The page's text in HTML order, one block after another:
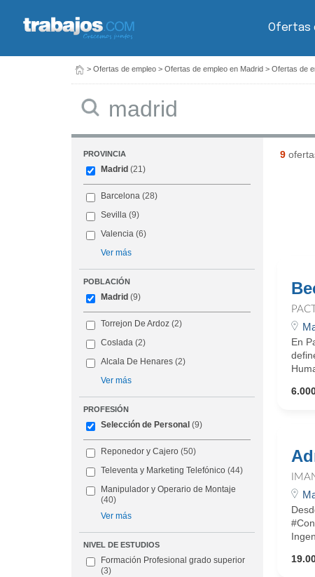
Ofertas
> Ofertas de empleo > Ofertas de empleo en Madrid > Ofertas de
PROVINCIA
Madrid (21)
Barcelona (28)
Sevilla (9)
Valencia (6)
Ver más
POBLACIÓN
Madrid (9)
Torrejon De Ardoz (2)
Coslada (2)
Alcala De Henares (2)
Ver más
PROFESIÓN
Selección de Personal (9)
Reponedor y Cajero (50)
Televenta y Marketing Telefónico (44)
Manipulador y Operario de Montaje
(40)
Ver más
NIVEL DE ESTUDIOS
Formación Profesional grado superior
(3)
9
En